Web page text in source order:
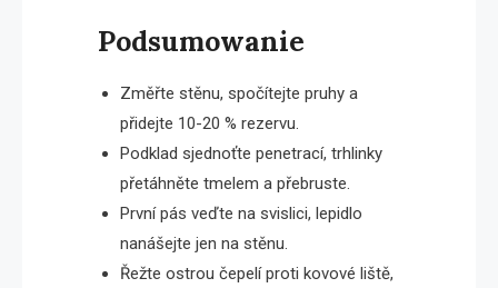
Podsumowanie
Změřte stěnu, spočítejte pruhy a
přidejte 10-20 % rezervu.
Podklad sjednoťte penetrací, trhlinky
přetáhněte tmelem a přebruste.
První pás veďte na svislici, lepidlo
nanášejte jen na stěnu.
Řežte ostrou čepelí proti kovové liště,